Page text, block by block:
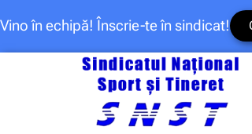
Vino în echipă! Înscrie-te în sindicat!